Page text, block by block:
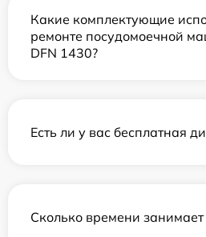
Какие комплектующие
ремонте посудомоечной
DFN 1430?
Есть ли у вас бесплатная
Сколько времени